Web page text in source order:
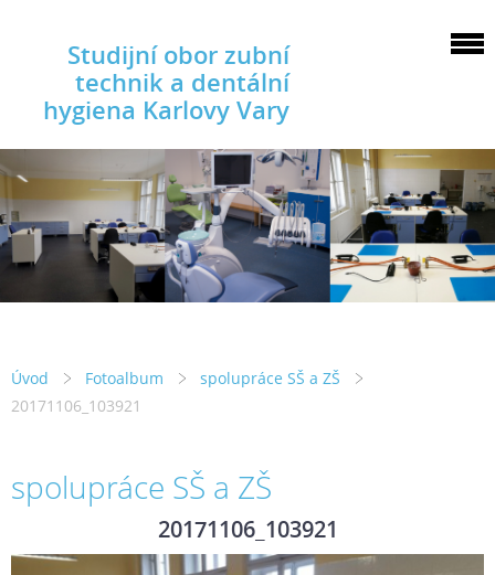
Studijní obor zubní
technik a dentální
hygiena Karlovy Vary
Úvod Fotoalbum
spolupráce SŠ a ZŠ
20171106_103921
spolupráce SŠ a ZŠ
20171106_103921